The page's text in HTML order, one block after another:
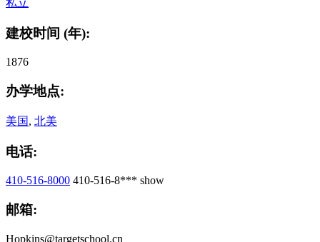
私立
建校时间 (年):
1876
办学地点:
美国, 北美
电话:
410-516-8000 410-516-8*** show
邮箱:
Hopkins@targetschool.cn